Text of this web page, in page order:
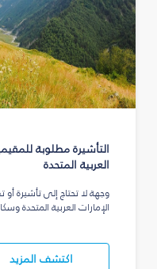
التأشيرة مطلوبة
العربية المتحدة
وجهة لا تحتاج إلى تأشيرة
الإمارات العربية المتحدة
اكتشف المزيد